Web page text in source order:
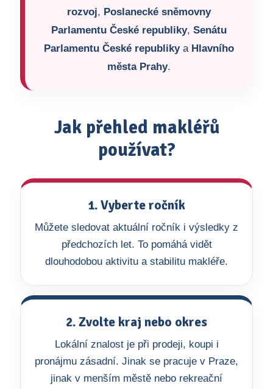
rozvoj, Poslanecké sněmovny
Parlamentu České republiky, Senátu
Parlamentu České republikya Hlavního
města Prahy.
Jak přehled makléřů
používat?
1. Vyberte ročník
Můžete sledovat aktuální ročník i výsledky z
předchozích let. To pomáhá vidět
dlouhodobou aktivitu a stabilitu makléře.
2. Zvolte kraj nebo okres
Lokální znalost je při prodeji, koupi i
pronájmu zásadní. Jinak se pracuje v Praze,
jinak v menším městě nebo rekreační